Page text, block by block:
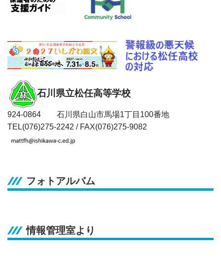
石川県立松任高等学校
924-0864 石川県白山市馬場1丁目100番地
TEL(076)275-2242 / FAX(076)275-9082
フォトアルバム
情報管理室より